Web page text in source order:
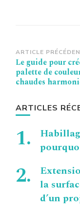
d’article
ARTICLE
Le guide pour
palette de
chaudes
ARTICLES
la
d’un